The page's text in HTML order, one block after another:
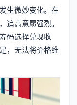
生微妙变化。在
追高意愿强烈。
码选择兑现收
，无法将价格维